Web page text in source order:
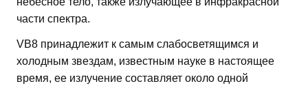
части спектра.
VB8 принадлежит к самым слабосветящимся и
холодным звездам, известным науке в настоящее
время, ее излучение составляет около одной